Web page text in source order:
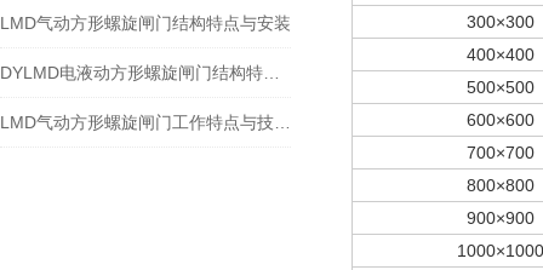
LMD气动方形螺旋闸门结构特点与安装
300×300
400×400
500×500
600×600
700×700
800×800
900×900
1000×1000